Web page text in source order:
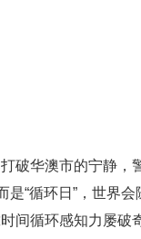
破华澳市的宁静
是“循环日”，世界
间循环感知力屡破